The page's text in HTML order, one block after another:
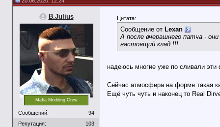
B.Julius
Mafia Modding Crew
Сообщений:
94
Репутация:
103
Цитата:
Сообщение от Lexan
А после вчерашнего патча -
настоящий клад !!!
надеюсь многие уже по сливали
Сейчас атмосфера на форме такая
Ещё чуть чуть и наконец то Real